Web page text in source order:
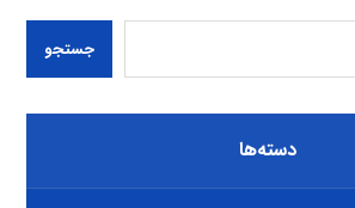
جستجو
دسته‌ها